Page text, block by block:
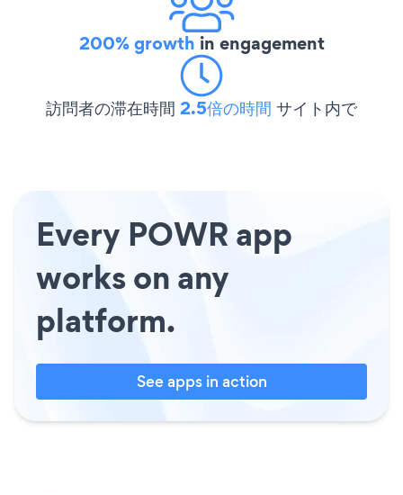
200% growth in engagement
訪問者の滞在時間 2.5倍の時間 サイト内で
Every POWR app
works on any
platform.
See apps in action